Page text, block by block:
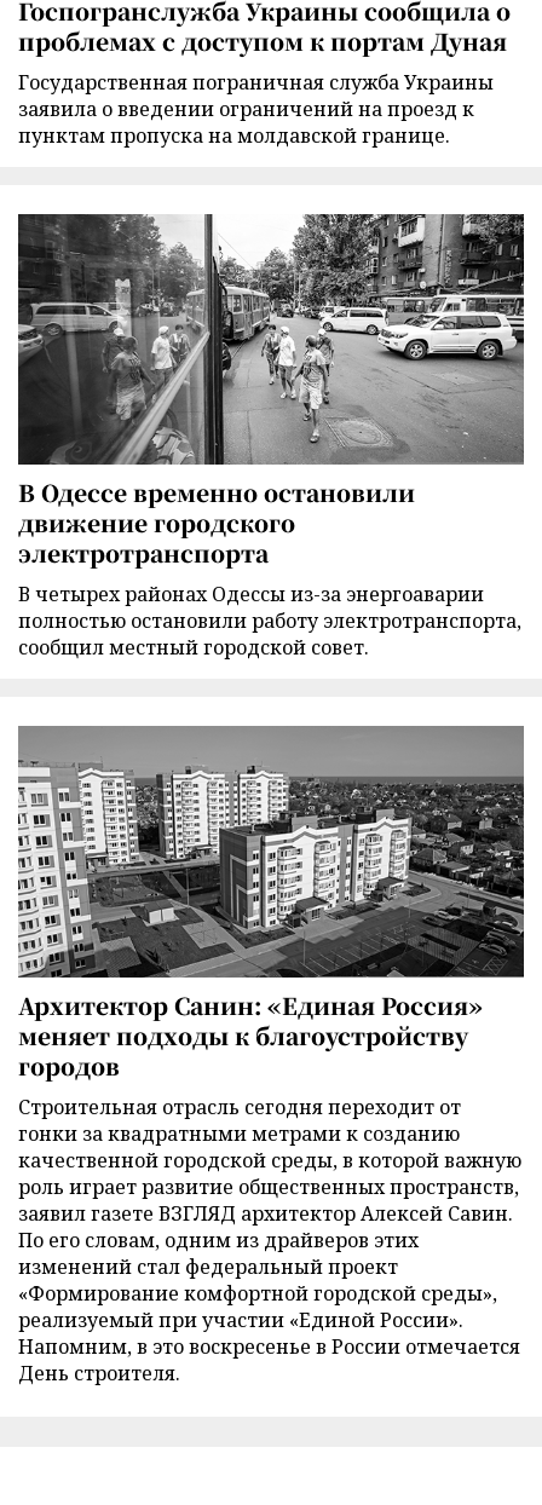
Госпогранслужба Украины сообщила о
проблемах с доступом к портам Дуная
Государственная пограничная служба Украины
заявила о введении ограничений на проезд к
пунктам пропуска на молдавской границе.
В Одессе временно остановили
движение городского
электротранспорта
В четырех районах Одессы из-за энергоаварии
полностью остановили работу электротранспорта,
сообщил местный городской совет.
Архитектор Санин: «Единая Россия»
меняет подходы к благоустройству
городов
Строительная отрасль сегодня переходит от
гонки за квадратными метрами к созданию
качественной городской среды, в которой важную
роль играет развитие общественных пространств,
заявил газете ВЗГЛЯД архитектор Алексей Савин.
По его словам, одним из драйверов этих
изменений стал федеральный проект
«Формирование комфортной городской среды»,
реализуемый при участии «Единой России».
Напомним, в это воскресенье в России отмечается
День строителя.